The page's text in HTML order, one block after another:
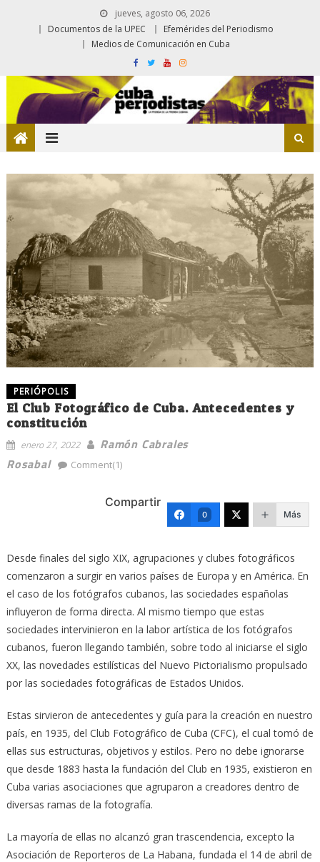
jueves, agosto 06, 2026
Documentos de la UPEC
Efemérides del Periodismo
Medios de Comunicación en Cuba
PERIÓPOLIS
El Club Fotográfico de Cuba. Antecedentes y
constitución
enero 27, 2022
Ramón Cabrales
Rosabal
Comment(1)
Compartir
0 Más
Desde finales del siglo XIX, agrupaciones y clubes fotográficos
comenzaron a surgir en varios países de Europa y en América. En
el caso de los fotógrafos cubanos, las sociedades españolas
influyeron de forma directa. Al mismo tiempo que estas
sociedades intervinieron en la labor artística de los fotógrafos
cubanos, fueron llegando también, sobre todo al iniciarse el siglo
XX, las novedades estilísticas del Nuevo Pictorialismo propulsado
por las sociedades fotográficas de Estados Unidos.
Estas sirvieron de antecedentes y guía para la creación en nuestro
país, en 1935, del Club Fotográfico de Cuba (CFC), el cual tomó de
ellas sus estructuras, objetivos y estilos. Pero no debe ignorarse
que desde 1883 hasta la fundación del Club en 1935, existieron en
Cuba varias asociaciones que agruparon a creadores dentro de
diversas ramas de la fotografía.
La mayoría de ellas no alcanzó gran trascendencia, excepto la
Asociación de Reporteros de La Habana, fundada el 14 de abril de